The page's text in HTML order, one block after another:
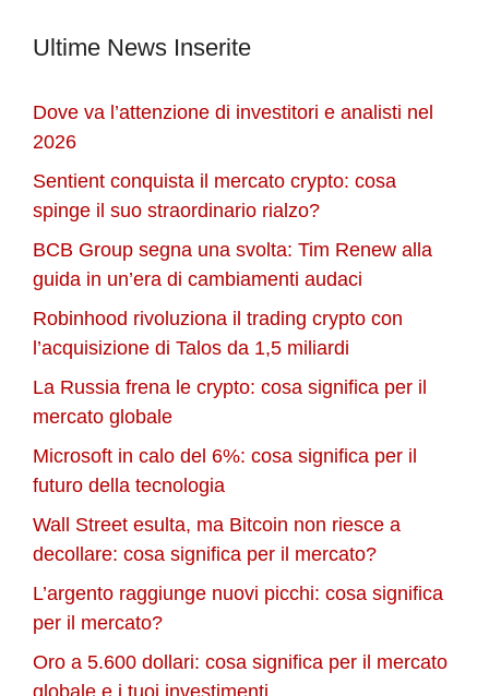
Ultime News Inserite
Dove va l’attenzione di investitori e analisti nel
2026
Sentient conquista il mercato crypto: cosa
spinge il suo straordinario rialzo?
BCB Group segna una svolta: Tim Renew alla
guida in un’era di cambiamenti audaci
Robinhood rivoluziona il trading crypto con
l’acquisizione di Talos da 1,5 miliardi
La Russia frena le crypto: cosa significa per il
mercato globale
Microsoft in calo del 6%: cosa significa per il
futuro della tecnologia
Wall Street esulta, ma Bitcoin non riesce a
decollare: cosa significa per il mercato?
L’argento raggiunge nuovi picchi: cosa significa
per il mercato?
Oro a 5.600 dollari: cosa significa per il mercato